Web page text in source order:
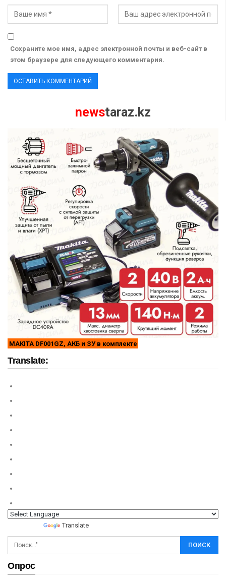
Сохраните мое имя, адрес электронной почты и веб-сайт в
этом браузере для следующего комментария.
newstaraz.kz
MAKITA DF001GZ, АКБ и ЗУ в комплекте
Translate:
Translate
Опрос